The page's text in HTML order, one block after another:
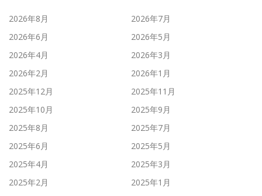
2026年8月
2026年7月
2026年6月
2026年5月
2026年4月
2026年3月
2026年2月
2026年1月
2025年12月
2025年11月
2025年10月
2025年9月
2025年8月
2025年7月
2025年6月
2025年5月
2025年4月
2025年3月
2025年2月
2025年1月